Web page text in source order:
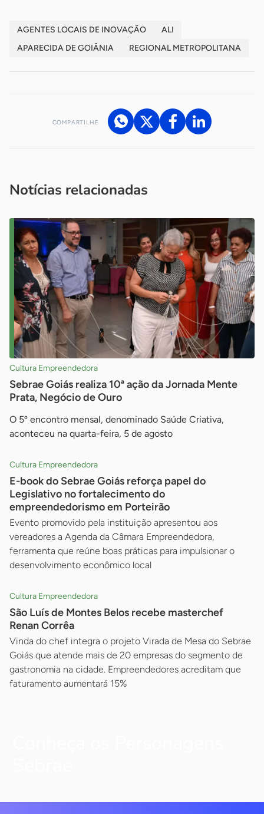
AGENTES LOCAIS DE INOVAÇÃO
ALI
APARECIDA DE GOIÂNIA
REGIONAL METROPOLITANA
COMPARTILHE
Notícias relacionadas
Cultura Empreendedora
Sebrae Goiás realiza 10ª ação da Jornada Mente
Prata, Negócio de Ouro
O 5º encontro mensal, denominado Saúde Criativa,
aconteceu na quarta-feira, 5 de agosto
Cultura Empreendedora
E-book do Sebrae Goiás reforça papel do
Legislativo no fortalecimento do
empreendedorismo em Porteirão
Evento promovido pela instituição apresentou aos
vereadores a Agenda da Câmara Empreendedora,
ferramenta que reúne boas práticas para impulsionar o
desenvolvimento econômico local
Cultura Empreendedora
São Luís de Montes Belos recebe masterchef
Renan Corrêa
Vinda do chef integra o projeto Virada de Mesa do Sebrae
Goiás que atende mais de 20 empresas do segmento de
gastronomia na cidade. Empreendedores acreditam que
faturamento aumentará 15%